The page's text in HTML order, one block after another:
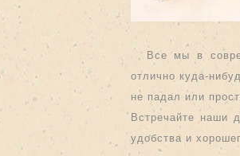
Все мы в
отлично куда-
не падал или
Встречайте наши
удобства и